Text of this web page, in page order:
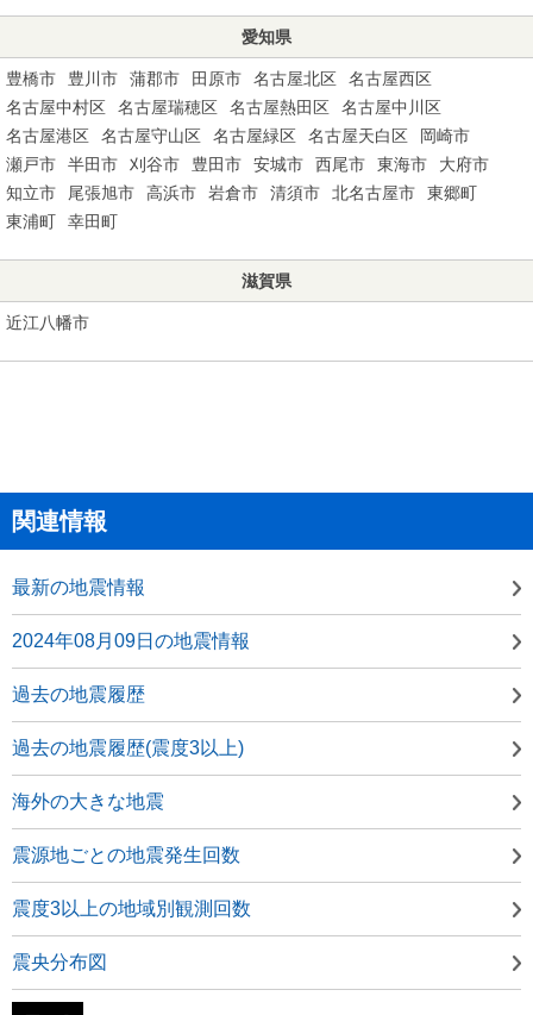
愛知県
豊橋市 豊川市 蒲郡市 田原市 名古屋北区
名古屋西区
名古屋中村区
名古屋瑞穂区 名古屋熱田区
名古屋中川区
名古屋港区
名古屋守山区 名古屋緑区 名古屋天白区
岡崎市
瀬戸市
半田市 刈谷市 豊田市 安城市 西尾市 東海市
大府市
知立市
尾張旭市 高浜市 岩倉市 清須市 北名古屋市
東郷町
東浦町
幸田町
滋賀県
近江八幡市
関連情報
最新の地震情報
2024年08月09日の地震情報
過去の地震履歴
過去の地震履歴(震度3以上)
海外の大きな地震
震源地ごとの地震発生回数
震度3以上の地域別観測回数
震央分布図